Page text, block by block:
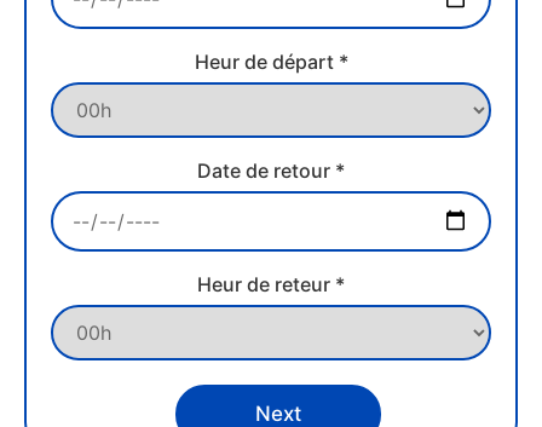
Heur de départ *
Date de retour *
Heur de reteur *
Next